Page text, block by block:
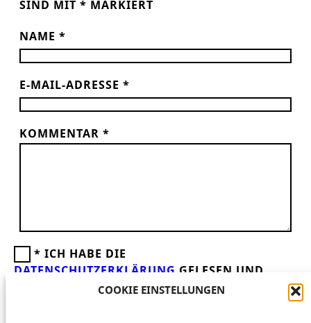
COOKIE EINSTELLUNGEN
SIND MIT * MARKIERT
NAME *
E-MAIL-ADRESSE *
KOMMENTAR *
* ICH HABE DIE
DATENSCHUTZERKLÄRUNG GELESEN UND
AKZEPTIERE DIESE.WIR FREUEN UNS ÜBER